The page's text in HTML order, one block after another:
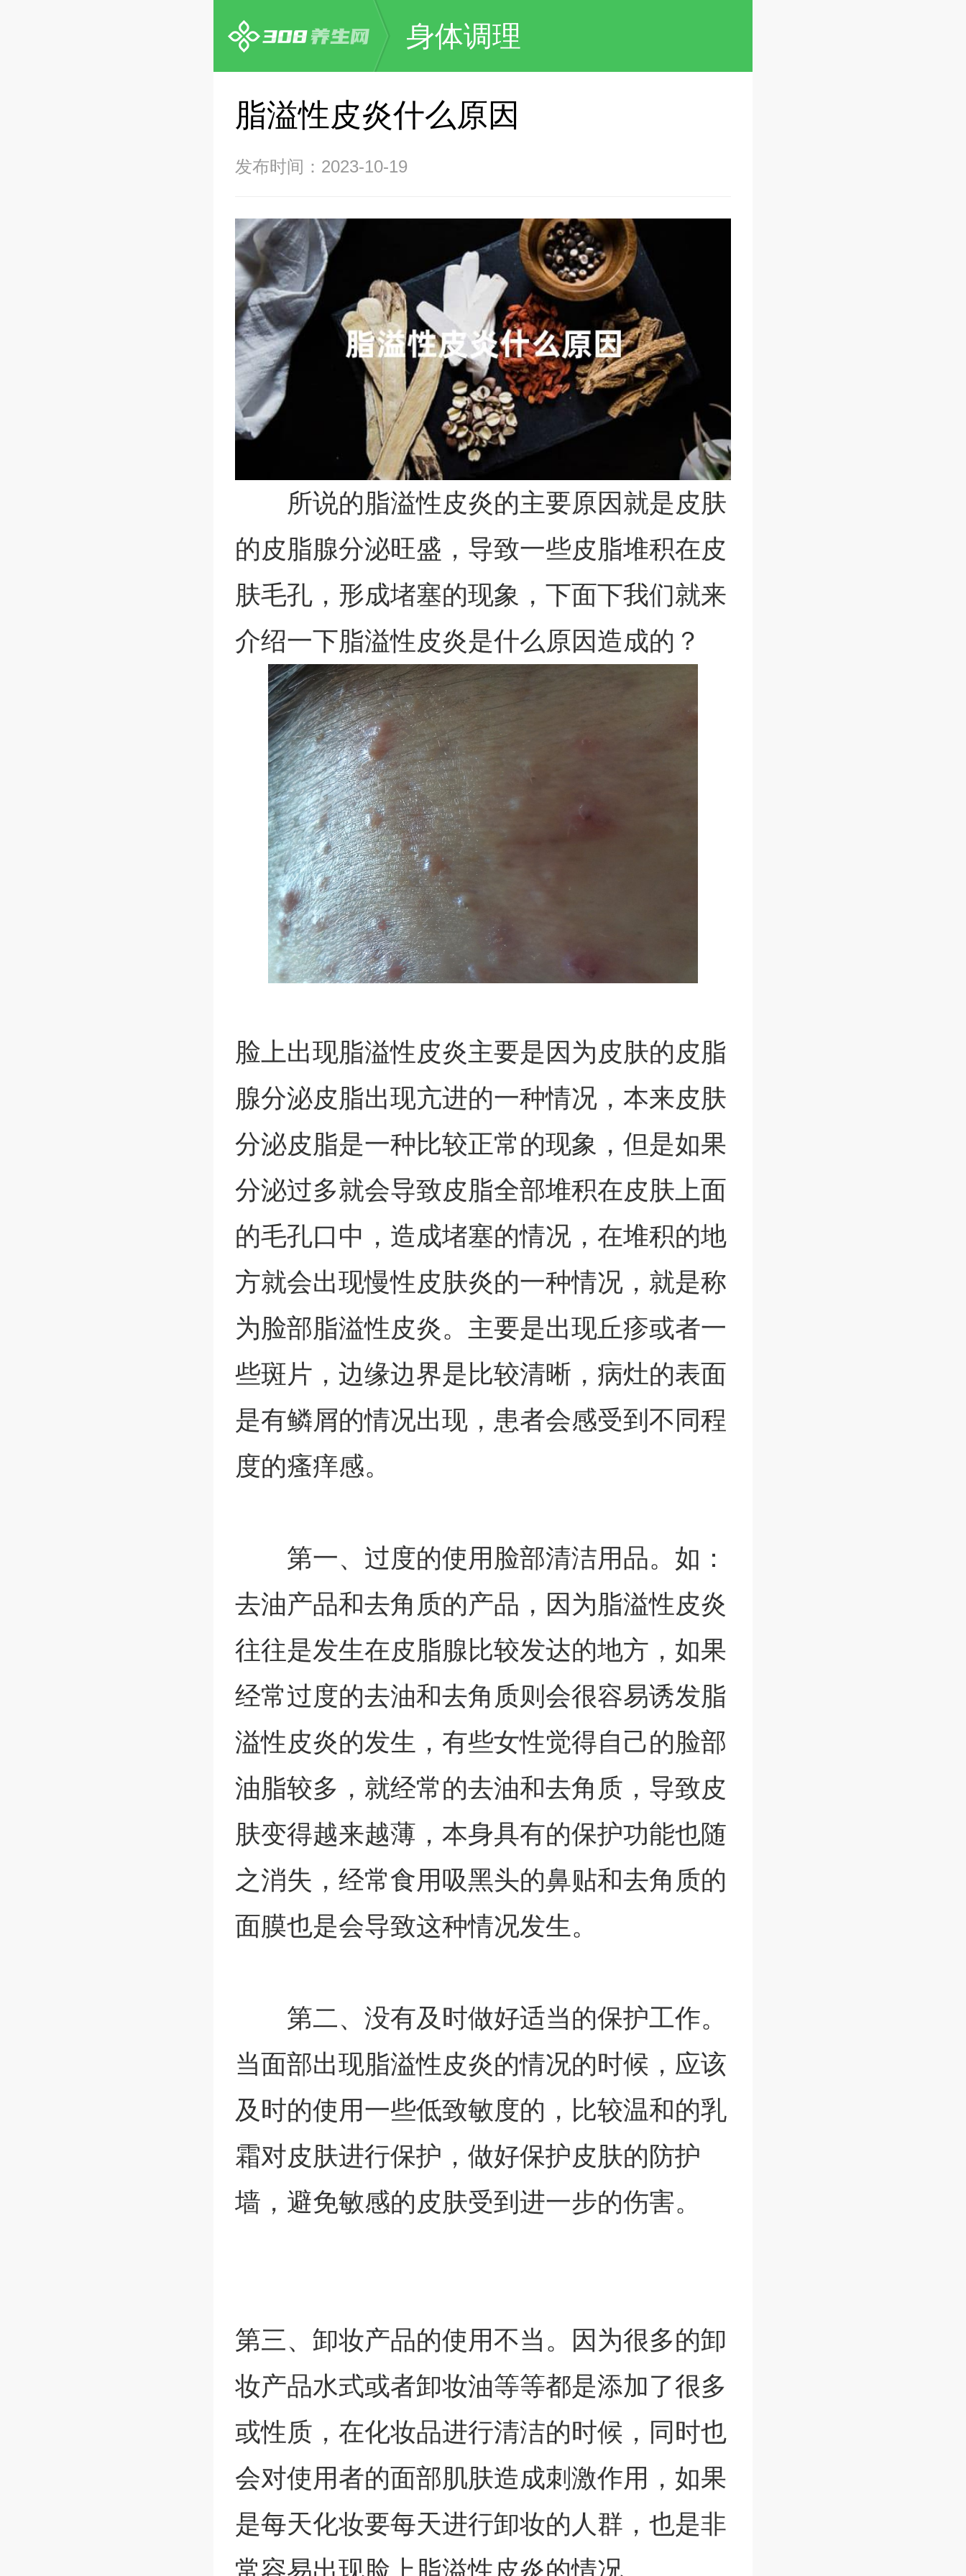
身体调理
脂溢性皮炎什么原因
发布时间：2023-10-19
所说的脂溢性皮炎的主要原因就是皮肤
的皮脂腺分泌旺盛，导致一些皮脂堆积在皮
肤毛孔，形成堵塞的现象，下面下我们就来
介绍一下脂溢性皮炎是什么原因造成的？
脸上出现脂溢性皮炎主要是因为皮肤的皮脂
腺分泌皮脂出现亢进的一种情况，本来皮肤
分泌皮脂是一种比较正常的现象，但是如果
分泌过多就会导致皮脂全部堆积在皮肤上面
的毛孔口中，造成堵塞的情况，在堆积的地
方就会出现慢性皮肤炎的一种情况，就是称
为脸部脂溢性皮炎。主要是出现丘疹或者一
些斑片，边缘边界是比较清晰，病灶的表面
是有鳞屑的情况出现，患者会感受到不同程
度的瘙痒感。
第一、过度的使用脸部清洁用品。如：
去油产品和去角质的产品，因为脂溢性皮炎
往往是发生在皮脂腺比较发达的地方，如果
经常过度的去油和去角质则会很容易诱发脂
溢性皮炎的发生，有些女性觉得自己的脸部
油脂较多，就经常的去油和去角质，导致皮
肤变得越来越薄，本身具有的保护功能也随
之消失，经常食用吸黑头的鼻贴和去角质的
面膜也是会导致这种情况发生。
第二、没有及时做好适当的保护工作。
当面部出现脂溢性皮炎的情况的时候，应该
及时的使用一些低致敏度的，比较温和的乳
霜对皮肤进行保护，做好保护皮肤的防护
墙，避免敏感的皮肤受到进一步的伤害。
第三、卸妆产品的使用不当。因为很多的卸
妆产品水式或者卸妆油等等都是添加了很多
或性质，在化妆品进行清洁的时候，同时也
会对使用者的面部肌肤造成刺激作用，如果
是每天化妆要每天进行卸妆的人群，也是非
常容易出现脸上脂溢性皮炎的情况。